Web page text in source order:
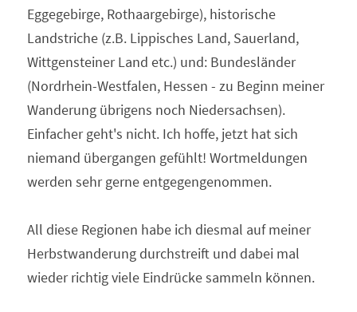
Eggegebirge, Rothaargebirge), historische
Landstriche (z.B. Lippisches Land, Sauerland,
Wittgensteiner Land etc.) und: Bundesländer
(Nordrhein-Westfalen, Hessen - zu Beginn meiner
Wanderung übrigens noch Niedersachsen).
Einfacher geht's nicht. Ich hoffe, jetzt hat sich
niemand übergangen gefühlt! Wortmeldungen
werden sehr gerne entgegengenommen.
All diese Regionen habe ich diesmal auf meiner
Herbstwanderung durchstreift und dabei mal
wieder richtig viele Eindrücke sammeln können.